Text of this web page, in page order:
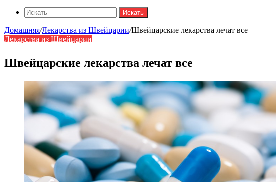
Искать
Домашняя/Лекарства из Швейцарии/Швейцарские лекарства лечат все
Лекарства из Швейцарии
Швейцарские лекарства лечат все